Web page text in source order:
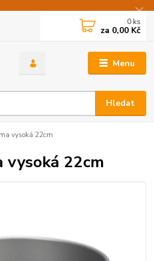
Menu
Hledat
0 ks
za 0,00 Kč
vysoká 22cm
22cm